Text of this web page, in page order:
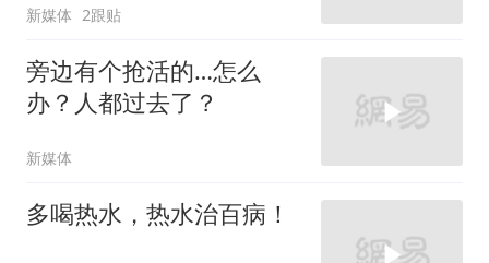
新媒体 2跟贴
旁边有个抢活的…怎么
办？人都过去了？
新媒体
多喝热水，热水治百病！